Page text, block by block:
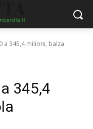
a 345,4 milioni, balza
345,4